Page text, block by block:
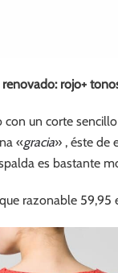
renovado: rojo+
con un corte
«gracia» , éste de
es bastante
razonable 59,95